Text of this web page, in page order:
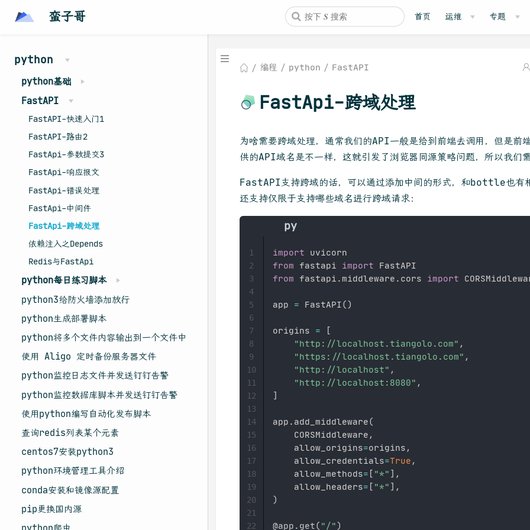
蛮子哥 首页 运维 专题
python
python基础
FastAPI
FastAPI-快速入门1
FastAPI-路由2
FastApi-参数提交3
FastApi-响应报文
FastApi-错误处理
FastApi-中间件
FastApi-跨域处理
依赖注入之Depends
Redis与FastApi
python每日练习脚本
python3给防火墙添加放行
python生成部署脚本
python将多个文件内容输出到一个文件中
使用 Aligo 定时备份服务器文件
python监控日志文件并发送钉钉告警
python监控数据库脚本并发送钉钉告警
使用python编写自动化发布脚本
查询redis列表某个元素
centos7安装python3
python环境管理工具介绍
conda安装和镜像源配置
pip更换国内源
编程 python FastAPI
FastApi-跨域处理
为啥需要跨域处理，通常我们的API一般是给到前端去调用，但是前
供的API域名是不一样，这就引发了浏览器同源策略问题，所以我们
FastAPI支持跨域的话，可以通过添加中间的形式，和bottle也有
还支持仅限于支持哪些域名进行跨域请求：
import
from fastapi import
from fastapi . middleware . cors import
app = FastAPI()
origins =
[
"http://localhost.tiangolo.com" ,
"https://localhost.tiangolo.com" ,
"http://localhost" ,
"http://localhost:8080" ,
]
app . add_middleware(
    CORSMiddleware
,
    allow_origins
=origins ,
    allow_credentials
=True ,
    allow_methods
= [ "*" ] ,
    allow_headers
= [ "*" ] ,
)
@app . get( "/")
1
2
3
4
5
6
7
8
9
10
11
12
13
14
15
16
17
18
19
20
21
22